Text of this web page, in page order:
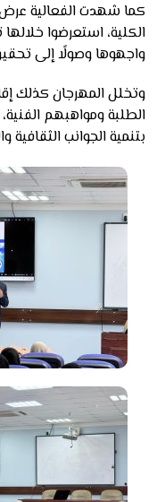
كما شهدت الفعالية
الكلية، استعرضوا خلالها
واجهوها وصولًا إلى
وتخلل المهرجان كذلك
الطلبة ومواهبهم
بتنمية الجوانب الثقافية